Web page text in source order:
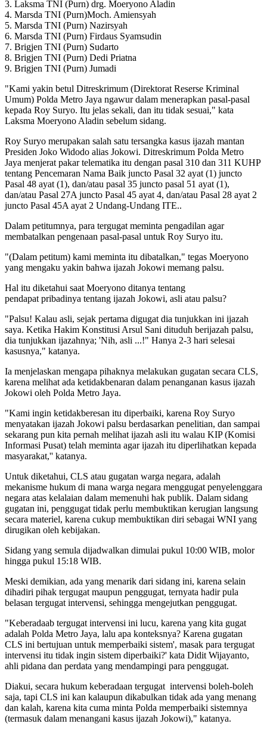
3. Laksma TNI (Purn) drg. Moeryono Aladin
4. Marsda TNI (Purn)Moch. Amiensyah
5. Marsda TNI (Purn) Nazirsyah
6. Marsda TNI (Purn) Firdaus Syamsudin
7. Brigjen TNI (Purn) Sudarto
8. Brigjen TNI (Purn) Dedi Priatna
9. Brigjen TNI (Purn) Jumadi
"Kami yakin betul Ditreskrimum (Direktorat Reserse Kriminal
Umum) Polda Metro Jaya ngawur dalam menerapkan pasal-pasal
kepada Roy Suryo. Itu jelas sekali, dan itu tidak sesuai," kata
Laksma Moeryono Aladin sebelum sidang.
Roy Suryo merupakan salah satu tersangka kasus ijazah mantan
Presiden Joko Widodo alias Jokowi. Ditreskrimum Polda Metro
Jaya menjerat pakar telematika itu dengan pasal 310 dan 311 KUHP
tentang Pencemaran Nama Baik juncto Pasal 32 ayat (1) juncto
Pasal 48 ayat (1), dan/atau pasal 35 juncto pasal 51 ayat (1),
dan/atau Pasal 27A juncto Pasal 45 ayat 4, dan/atau Pasal 28 ayat 2
juncto Pasal 45A ayat 2 Undang-Undang ITE..
Dalam petitumnya, para tergugat meminta pengadilan agar
membatalkan pengenaan pasal-pasal untuk Roy Suryo itu.
"(Dalam petitum) kami meminta itu dibatalkan," tegas Moeryono
yang mengaku yakin bahwa ijazah Jokowi memang palsu.
Hal itu diketahui saat Moeryono ditanya tentang
pendapat pribadinya tentang ijazah Jokowi, asli atau palsu?
"Palsu! Kalau asli, sejak pertama digugat dia tunjukkan ini ijazah
saya. Ketika Hakim Konstitusi Arsul Sani dituduh berijazah palsu,
dia tunjukkan ijazahnya; 'Nih, asli ...!" Hanya 2-3 hari selesai
kasusnya," katanya.
Ia menjelaskan mengapa pihaknya melakukan gugatan secara CLS,
karena melihat ada ketidakbenaran dalam penanganan kasus ijazah
Jokowi oleh Polda Metro Jaya.
"Kami ingin ketidakberesan itu diperbaiki, karena Roy Suryo
menyatakan ijazah Jokowi palsu berdasarkan penelitian, dan sampai
sekarang pun kita pernah melihat ijazah asli itu walau KIP (Komisi
Informasi Pusat) telah meminta agar ijazah itu diperlihatkan kepada
masyarakat,'' katanya.
Untuk diketahui, CLS atau gugatan warga negara, adalah
mekanisme hukum di mana warga negara menggugat penyelenggara
negara atas kelalaian dalam memenuhi hak publik. Dalam sidang
gugatan ini, penggugat tidak perlu membuktikan kerugian langsung
secara materiel, karena cukup membuktikan diri sebagai WNI yang
dirugikan oleh kebijakan.
Sidang yang semula dijadwalkan dimulai pukul 10:00 WIB, molor
hingga pukul 15:18 WIB.
Meski demikian, ada yang menarik dari sidang ini, karena selain
dihadiri pihak tergugat maupun penggugat, ternyata hadir pula
belasan tergugat intervensi, sehingga mengejutkan penggugat.
"Keberadaab tergugat intervensi ini lucu, karena yang kita gugat
adalah Polda Metro Jaya, lalu apa konteksnya? Karena gugatan
CLS ini bertujuan untuk memperbaiki sistem', masak para tergugat
intervensi itu tidak ingin sistem diperbaiki?' kata Didit Wijayanto,
ahli pidana dan perdata yang mendampingi para penggugat.
Diakui, secara hukum keberadaan tergugat intervensi boleh-boleh
saja, tapi CLS ini kan kalaupun dikabulkan tidak ada yang menang
dan kalah, karena kita cuma minta Polda memperbaiki sistemnya
(termasuk dalam menangani kasus ijazah Jokowi)," katanya.